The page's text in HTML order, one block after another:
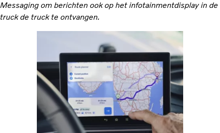
Messaging om berichten ook op het infotainmentdisplay in de
truck de truck te ontvangen.